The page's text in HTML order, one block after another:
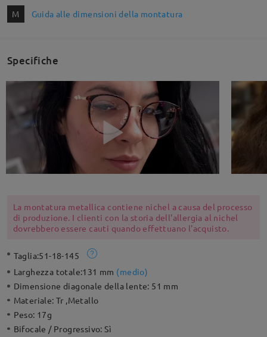
M Guida alle dimensioni della montatura
Specifiche
La montatura metallica contiene nichel a causa del processo
di produzione. I clienti con la storia dell'allergia al nichel
dovrebbero essere cauti quando effettuano l'acquisto.
Taglia:51-18-145
Larghezza totale:131 mm (medio)
Dimensione diagonale della lente: 51 mm
Materiale:Tr ,Metallo
Peso: 17g
Bifocale / Progressivo:Sì